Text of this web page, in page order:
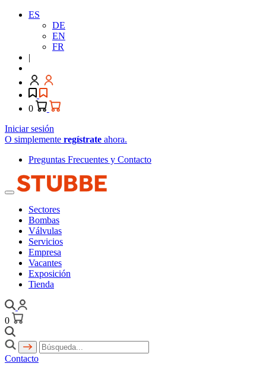
ES
DE
EN
FR
|
0
Iniciar sesión
O simplemente regístrate ahora.
Preguntas Frecuentes y Contacto
Sectores
Bombas
Válvulas
Servicios
Empresa
Vacantes
Exposición
Tienda
0
Contacto